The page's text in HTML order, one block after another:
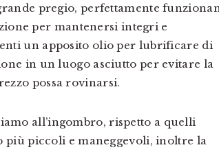
pregio, perfettamente
per mantenersi integri e
un apposito olio per lubrificare di
in un luogo asciutto per evitare la
possa rovinarsi.
all’ingombro, rispetto a quelli
piccoli e maneggevoli, inoltre la